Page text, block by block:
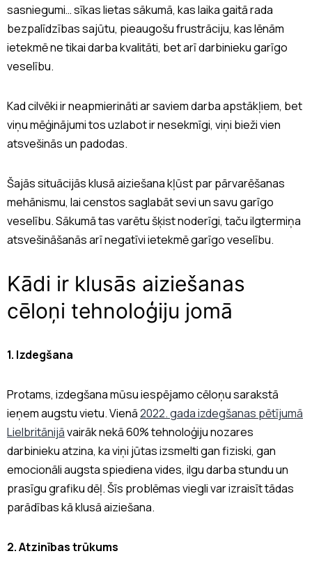
sasniegumi… sīkas lietas sākumā, kas laika gaitā rada
bezpalīdzības sajūtu, pieaugošu frustrāciju, kas lēnām
ietekmē ne tikai darba kvalitāti, bet arī darbinieku garīgo
veselību.
Kad cilvēki ir neapmierināti ar saviem darba apstākļiem, bet
viņu mēģinājumi tos uzlabot ir nesekmīgi, viņi bieži vien
atsvešinās un padodas.
Šajās situācijās klusā aiziešana kļūst par pārvarēšanas
mehānismu, lai censtos saglabāt sevi un savu garīgo
veselību. Sākumā tas varētu šķist noderīgi, taču ilgtermiņa
atsvešināšanās arī negatīvi ietekmē garīgo veselību.
Kādi ir klusās aiziešanas
cēloņi tehnoloģiju jomā
1. Izdegšana
Protams, izdegšana mūsu iespējamo cēloņu sarakstā
ieņem augstu vietu. Vienā2022. gada izdegšanas pētījumā
Lielbritānijāvairāk nekā 60% tehnoloģiju nozares
darbinieku atzina, ka viņi jūtas izsmelti gan fiziski, gan
emocionāli augsta spiediena vides, ilgu darba stundu un
prasīgu grafiku dēļ. Šīs problēmas viegli var izraisīt tādas
parādības kā klusā aiziešana.
2. Atzinības trūkums